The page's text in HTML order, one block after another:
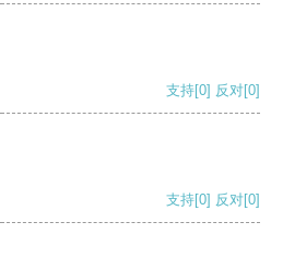
支持[0] 反对[0]
支持[0] 反对[0]